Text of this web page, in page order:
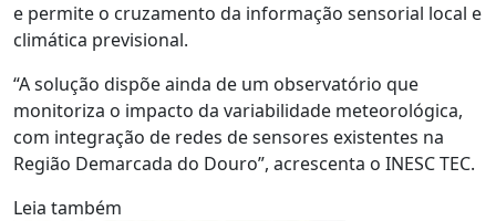
e permite o cruzamento da informação sensorial local e
climática previsional.
“A solução dispõe ainda de um observatório que
monitoriza o impacto da variabilidade meteorológica,
com integração de redes de sensores existentes na
Região Demarcada do Douro”, acrescenta o INESC TEC.
Leia também